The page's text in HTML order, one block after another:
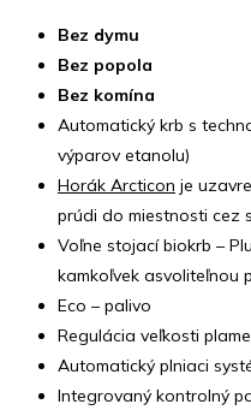
Bez dymu
Bez popola
Bez komína
Automatický krb s
výparov etanolu)
Horák Arcticon je
prúdi do miestnosti cez
Voľne stojací biokrb –
kamkoľvek asvoliteľnou
Eco – palivo
Regulácia veľkosti
Automatický plniaci
Integrovaný kontrolný